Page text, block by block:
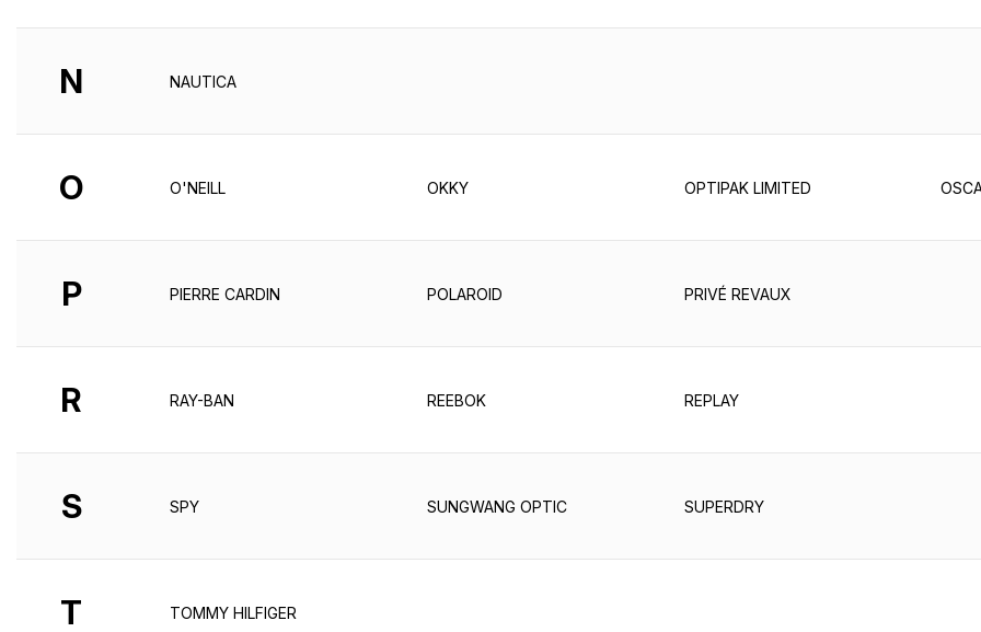
N NAUTICA
O O'NEILL OKKY OPTIPAK LIMITED
P PIERRE CARDIN POLAROID PRIVÉ REVAUX
R RAY-BAN REEBOK REPLAY
S SPY SUNGWANG OPTIC SUPERDRY
T TOMMY HILFIGER